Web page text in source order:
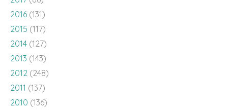
2016 (131)
2015 (117)
2014 (127)
2013 (143)
2012 (248)
2011 (137)
2010 (136)